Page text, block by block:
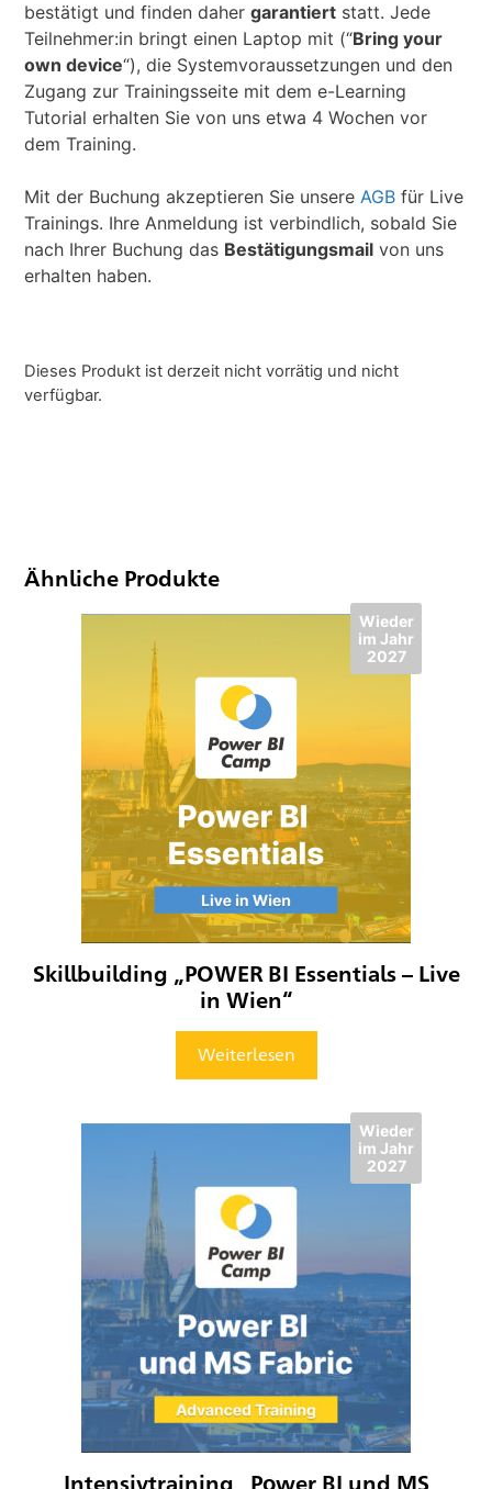
bestätigt und finden dahergarantiert statt. Jede
Teilnehmer:in bringt einen Laptop mit (“Bring your
own device“), die Systemvoraussetzungen und den
Zugang zur Trainingsseite mit dem e-Learning
Tutorial erhalten Sie von uns etwa 4 Wochen vor
dem Training.
Mit der Buchung akzeptieren Sie unsereAGB für Live
Trainings. Ihre Anmeldung ist verbindlich, sobald Sie
nach Ihrer Buchung das Bestätigungsmail von uns
erhalten haben.
Dieses Produkt ist derzeit nicht vorrätig und nicht
verfügbar.
Ähnliche Produkte
Wieder
im Jahr
2027
Skillbuilding „POWER BI Essentials – Live
in Wien“
Weiterlesen
Wieder
im Jahr
2027
Intensivtraining „Power BI und MS